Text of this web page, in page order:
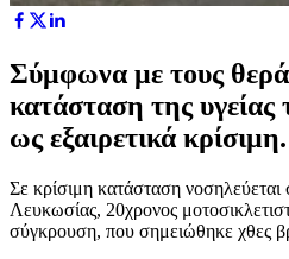
Σύμφωνα με τους
κατάσταση της υγείας
ως εξαιρετικά κρίσιμη.
Σε κρίσιμη κατάσταση
Λευκωσίας, 20χρονος
σύγκρουση, που σημειώθηκε χθες